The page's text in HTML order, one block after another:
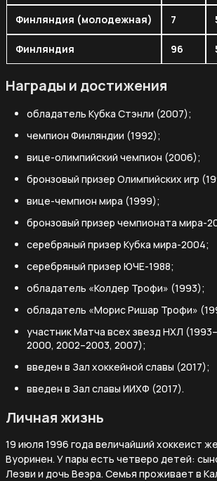
Финляндия (молодежная) 7
Финляндия 96
Награды и достижения
обладатель Кубка Стэнли (2007);
чемпион Финляндии (1992);
вице-олимпийский чемпион (2006);
бронзовый призер Олимпийских игр
вице-чемпион мира (1999);
бронзовый призер чемпионата мира-
серебряный призер Кубка мира-2004;
серебряный призер ЮЧЕ-1988;
обладатель «Колдер Трофи» (1993);
обладатель «Морис Ришар Трофи»
участник Матча всех звезд НХЛ
2000, 2002–2003, 2007);
введен в Зал хоккейной славы (2017);
введен в Зал славы ИИХФ (2017).
Личная жизнь
19 июля 1996 года величайший хоккеист
Вуоринен. У пары есть четверо детей:
Леэви и дочь Веэра. Семья проживает в